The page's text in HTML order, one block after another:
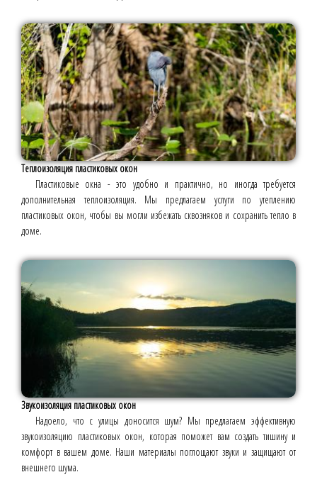
Теплоизоляция пластиковых окон
Пластиковые окна - это удобно и практично, но иногда требуется
дополнительная теплоизоляция. Мы предлагаем услуги по утеплению
пластиковых окон, чтобы вы могли избежать сквозняков и сохранить тепло в
доме.
Звукоизоляция пластиковых окон
Надоело, что с улицы доносится шум? Мы предлагаем эффективную
звукоизоляцию пластиковых окон, которая поможет вам создать тишину и
комфорт в вашем доме. Наши материалы поглощают звуки и защищают от
внешнего шума.